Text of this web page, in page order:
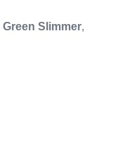
Slimmer,